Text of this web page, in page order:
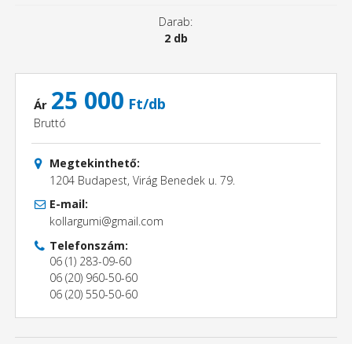
Darab:
2 db
Ár 25 000 Ft/db
Bruttó
Megtekinthető:
1204 Budapest, Virág Benedek u. 79.
E-mail:
kollargumi@gmail.com
Telefonszám:
06 (1) 283-09-60
06 (20) 960-50-60
06 (20) 550-50-60